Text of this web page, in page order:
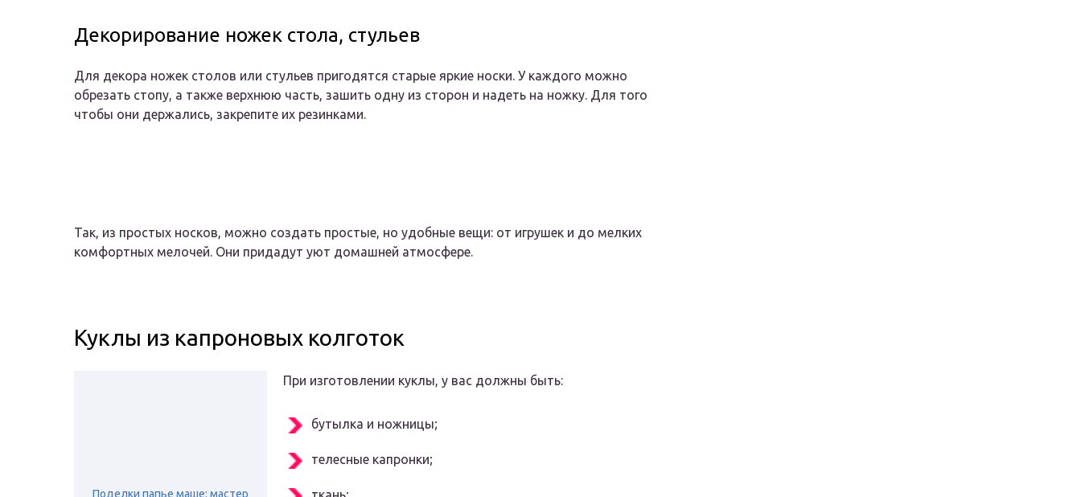
Декорирование ножек стола, стульев
Для декора ножек столов или стульев пригодятся старые яркие носки. У каждого можно
обрезать стопу, а также верхнюю часть, зашить одну из сторон и надеть на ножку. Для того
чтобы они держались, закрепите их резинками.
Так, из простых носков, можно создать простые, но удобные вещи: от игрушек и до мелких
комфортных мелочей. Они придадут уют домашней атмосфере.
Куклы из капроновых колготок
Поделки папье маше: мастер
При изготовлении куклы, у вас должны быть:
бутылка и ножницы;
телесные капронки;